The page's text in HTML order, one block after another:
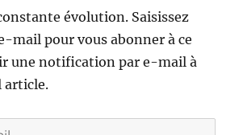
évolution. Saisissez
mail pour vous abonner à ce
une notification par e-mail à
article.